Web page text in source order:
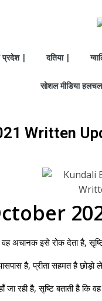
प्रदेश | दतिया |
सोशल मीडिया
Written
अचानक इसे रोक देता है,
है, प्रीता सहमत है छोड़ो
रही है, सृष्टि बताती है